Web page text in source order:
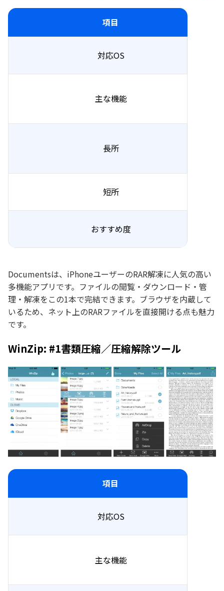
項目
対応OS
主な機能
長所
短所
おすすめ度
Documentsは、iPhoneユーザーのRAR解凍に人気の高い
多機能アプリです。ファイルの閲覧・ダウンロード・管
理・解凍をこの1本で完結できます。ブラウザを内蔵して
いるため、ネット上のRARファイルを直接開ける点も魅力
です。
WinZip: #1書類圧縮／圧縮解除ツール
項目
対応OS
主な機能